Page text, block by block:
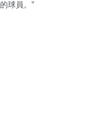
球員。”